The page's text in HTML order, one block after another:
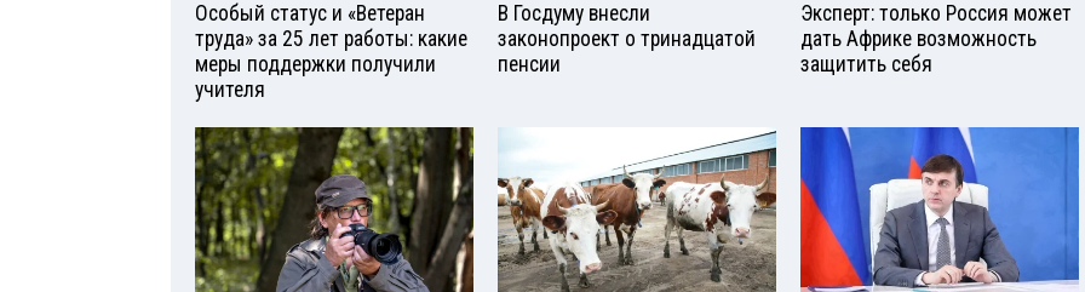
Особый статус и «Ветеран
труда» за 25 лет работы: какие
меры поддержки получили
учителя
В Госдуму внесли
законопроект о тринадцатой
пенсии
Эксперт: только Россия может
дать Африке возможность
защитить себя